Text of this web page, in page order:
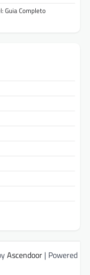
Guia Completo
Ascendoor | Powered